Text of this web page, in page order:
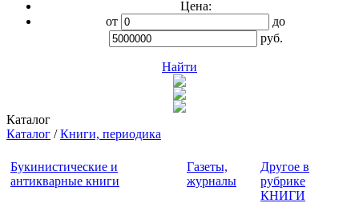
Цена:
от
до
руб.
Найти
Каталог
Каталог /Книги, периодика
Букинистические и
антикварные книги
Газеты,
журналы
Другое в
рубрике
КНИГИ